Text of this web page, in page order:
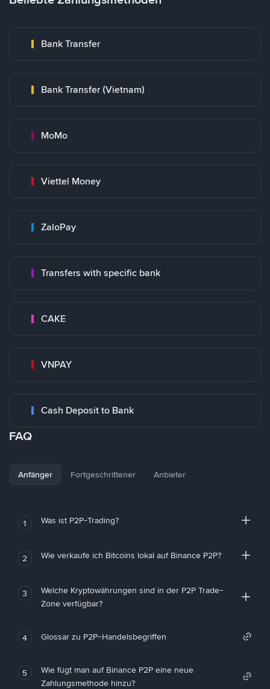
Bank Transfer
Bank Transfer (Vietnam)
MoMo
Viettel Money
ZaloPay
Transfers with specific bank
CAKE
VNPAY
Cash Deposit to Bank
FAQ
Anfänger Fortgeschrittener Anbieter
1 Was ist P2P-Trading?
2 Wie verkaufe ich Bitcoins lokal auf Binance P2P?
3
Welche Kryptowährungen sind in der P2P Trade-
Zone verfügbar?
4 Glossar zu P2P-Handelsbegriffen
5
Wie fügt man auf Binance P2P eine neue
Zahlungsmethode hinzu?